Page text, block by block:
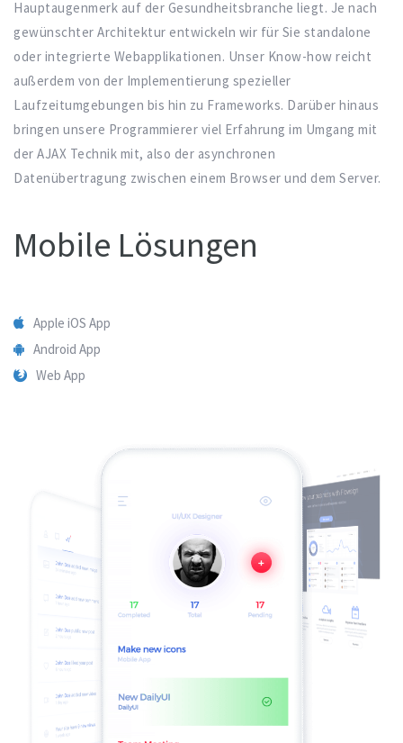
Hauptaugenmerk auf der Gesundheitsbranche liegt. Je nach
gewünschter Architektur entwickeln wir für Sie standalone
oder integrierte Webapplikationen. Unser Know-how reicht
außerdem von der Implementierung spezieller
Laufzeitumgebungen bis hin zu Frameworks. Darüber hinaus
bringen unsere Programmierer viel Erfahrung im Umgang mit
der AJAX Technik mit, also der asynchronen
Datenübertragung zwischen einem Browser und dem Server.
Mobile Lösungen
Apple iOS App
Android App
Web App